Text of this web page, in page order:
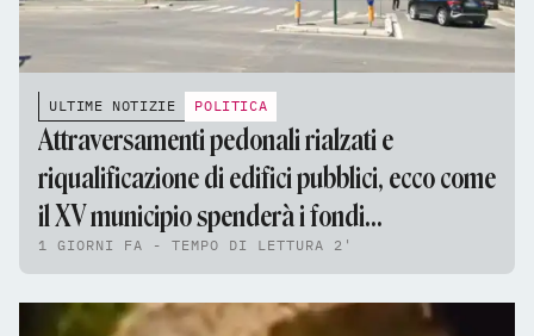
ULTIME NOTIZIE POLITICA
Attraversamenti pedonali rialzati e
riqualificazione di edifici pubblici, ecco come
il XV municipio spenderà i fondi
dell'assestamento di bilancio
1 GIORNI FA - TEMPO DI LETTURA 2'